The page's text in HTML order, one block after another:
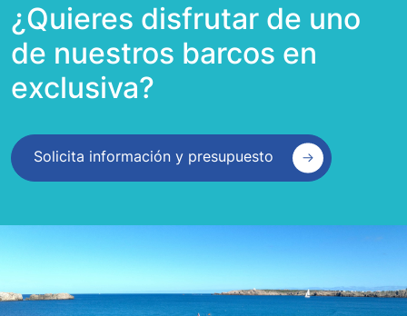
¿Quieres disfrutar de uno
de nuestros barcos en
exclusiva?
Solicita información y presupuesto